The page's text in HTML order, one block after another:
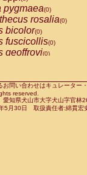
hybrid
anubis(0)
cynocephalus
hamadryas(0)
pygmaea(0)
rosalia(0)
bicolor(0)
fuscicollis(0)
geoffroyi(0)
leucopus(0)
midas(0)
mystax(0)
問い合わせはキュレータ
reserved.
愛知県犬山市大字犬山字官
5月30日 取扱責任者:綿貫宏